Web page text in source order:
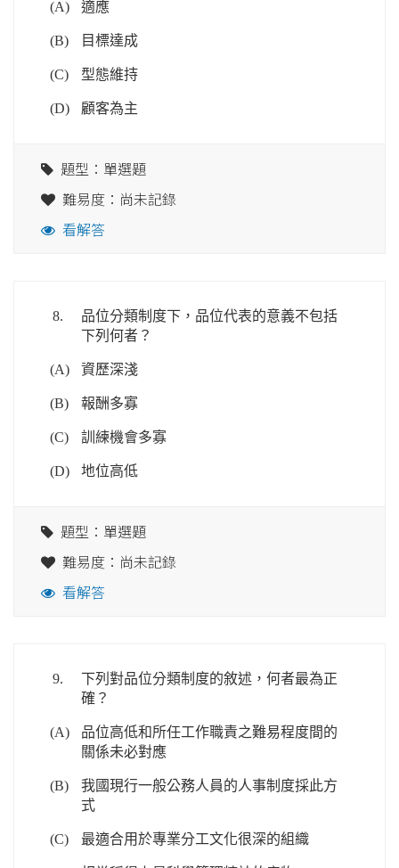
(A) 適應
(B) 目標達成
(C) 型態維持
(D) 顧客為主
題型：單選題
難易度：尚未記錄
看解答
8.
品位分類制度下，品位代表的意義不包括
下列何者？
(A) 資歷深淺
(B) 報酬多寡
(C) 訓練機會多寡
(D) 地位高低
題型：單選題
難易度：尚未記錄
看解答
9.
下列對品位分類制度的敘述，何者最為正
確？
(A)
品位高低和所任工作職責之難易程度間的
關係未必對應
(B)
我國現行一般公務人員的人事制度採此方
式
(C) 最適合用於專業分工文化很深的組織